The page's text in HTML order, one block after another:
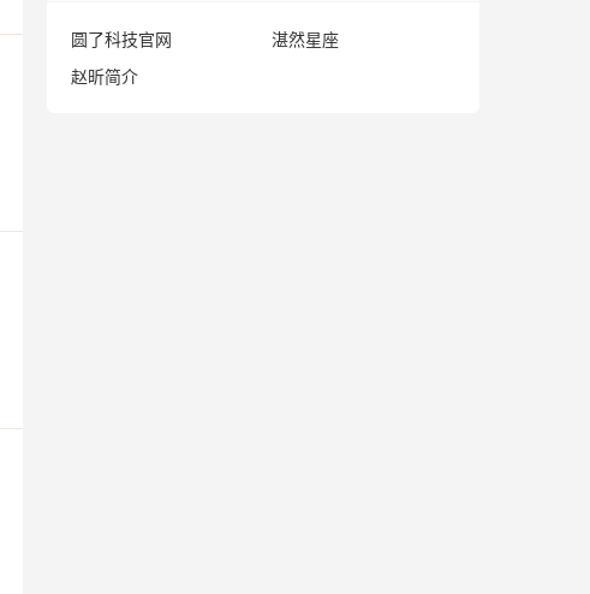
圆了科技官网
湛然星座
赵昕简介